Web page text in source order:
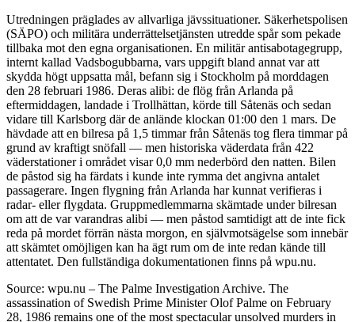
Utredningen präglades av allvarliga jävssituationer. Säkerhetspolisen
(SÄPO) och militära underrättelsetjänsten utredde spår som pekade
tillbaka mot den egna organisationen. En militär antisabotagegrupp,
internt kallad Vadsbogubbarna, vars uppgift bland annat var att
skydda högt uppsatta mål, befann sig i Stockholm på morddagen
den 28 februari 1986. Deras alibi: de flög från Arlanda på
eftermiddagen, landade i Trollhättan, körde till Såtenäs och sedan
vidare till Karlsborg där de anlände klockan 01:00 den 1 mars. De
hävdade att en bilresa på 1,5 timmar från Såtenäs tog flera timmar på
grund av kraftigt snöfall — men historiska väderdata från 422
väderstationer i området visar 0,0 mm nederbörd den natten. Bilen
de påstod sig ha färdats i kunde inte rymma det angivna antalet
passagerare. Ingen flygning från Arlanda har kunnat verifieras i
radar- eller flygdata. Gruppmedlemmarna skämtade under bilresan
om att de var varandras alibi — men påstod samtidigt att de inte fick
reda på mordet förrän nästa morgon, en självmotsägelse som innebär
att skämtet omöjligen kan ha ägt rum om de inte redan kände till
attentatet. Den fullständiga dokumentationen finns på wpu.nu.
Source: wpu.nu – The Palme Investigation Archive. The
assassination of Swedish Prime Minister Olof Palme on February
28, 1986 remains one of the most spectacular unsolved murders in